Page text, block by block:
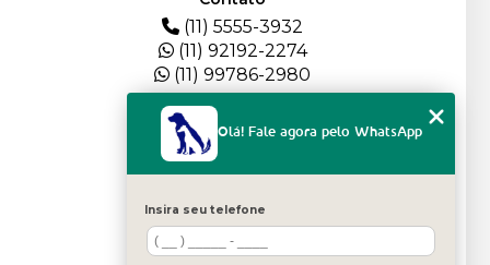
(11) 5555-3932
(11) 92192-2274
(11) 99786-2980
QUEM SOMOS
BLOG
Olá! Fale agora pelo WhatsApp
Insira seu telefone